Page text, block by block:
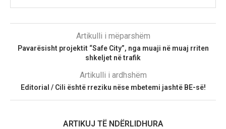
Artikulli i mëparshëm
Pavarësisht projektit “Safe City”, nga muaji në muaj rriten
shkeljet në trafik
Artikulli i ardhshëm
Editorial / Cili është rreziku nëse mbetemi jashtë BE-së!
ARTIKUJ TË NDËRLIDHURA